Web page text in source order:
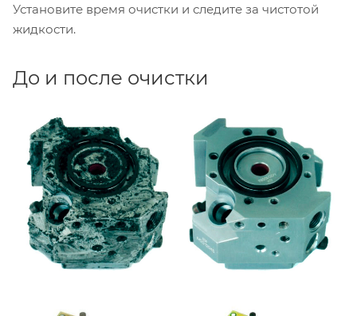
Установите время очистки и следите за чистотой
жидкости.
До и после очистки